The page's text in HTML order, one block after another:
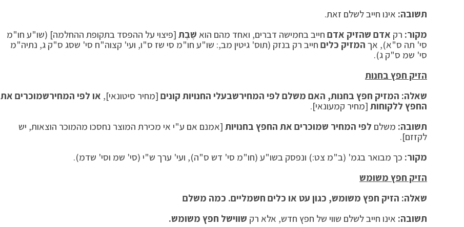
תשובה: אינו חייב לשלם זאת.
מקור: רק אדם שהזיק אדם חייב בחמישה דברים, ואחד מהם הוא שֶׁבֶת [פיצוי על ההפסד בתקופת ההחלמה] (שו"ע חו"מ
סי' תה ס"א), אך המזיק כלים חייב רק בנזק (תוס' גיטין מב,: שו"ע חו"מ סי שז ס"ו, ועי' קצוה"ח סי' שסג ס"ק ג, נתיה"מ
סי' שמ ס"ק ג).
הזיק חפץ בחנות
שאלה: המזיק חפץ בחנות, האם משלם לפי המחירשבעלי החנויות קונים [מחיר סיטונאי], או לפי המחירשמוכרים את
החפץ ללקוחות [מחיר קמעונאי].
תשובה: משלם לפי המחיר שמוכרים את החפץ בחנויות [אמנם אם ע"י אי מכירת המוצר נחסכו מהמוכר הוצאות, יש
לקזזם].
מקור: כך מבואר בגמ' (ב"מ צט:) ונפסק בשו"ע (חו"מ סי' דש ס"ה), ועי' ערך ש"י (סי' שמ וסי' שדמ).
הזיק חפץ משומש
שאלה: הזיק חפץ משומש, כגון עט או כלים חשמליים. כמה משלם
תשובה: אינו חייב לשלם שווי של חפץ חדש, אלא רק שווישל חפץ משומש.